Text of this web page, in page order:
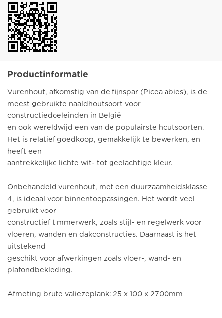
Productinformatie
Vurenhout, afkomstig van de fijnspar (Picea abies), is de
meest gebruikte naaldhoutsoort voor
constructiedoeleinden in België
en ook wereldwijd een van de populairste houtsoorten.
Het is relatief goedkoop, gemakkelijk te bewerken, en
heeft een
aantrekkelijke lichte wit- tot geelachtige kleur.
Onbehandeld vurenhout, met een duurzaamheidsklasse
4, is ideaal voor binnentoepassingen. Het wordt veel
gebruikt voor
constructief timmerwerk, zoals stijl- en regelwerk voor
vloeren, wanden en dakconstructies. Daarnaast is het
uitstekend
geschikt voor afwerkingen zoals vloer-, wand- en
plafondbekleding.
Afmeting brute valiezeplank: 25 x 100 x 2700mm